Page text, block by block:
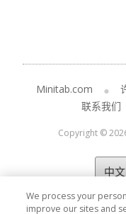
Minitab.com
联系我们
Copyright ©
We process your
improve our sites and